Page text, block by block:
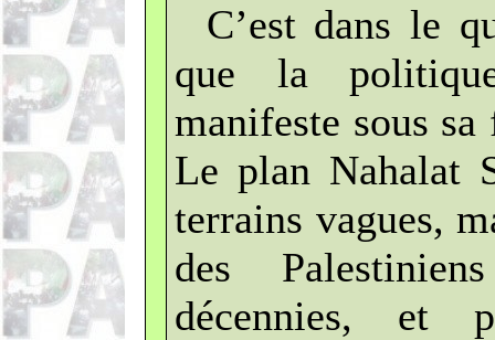
C’est dans le
que la
manifeste sous
Le plan Nahalat
terrains vagues,
des
décennies, et